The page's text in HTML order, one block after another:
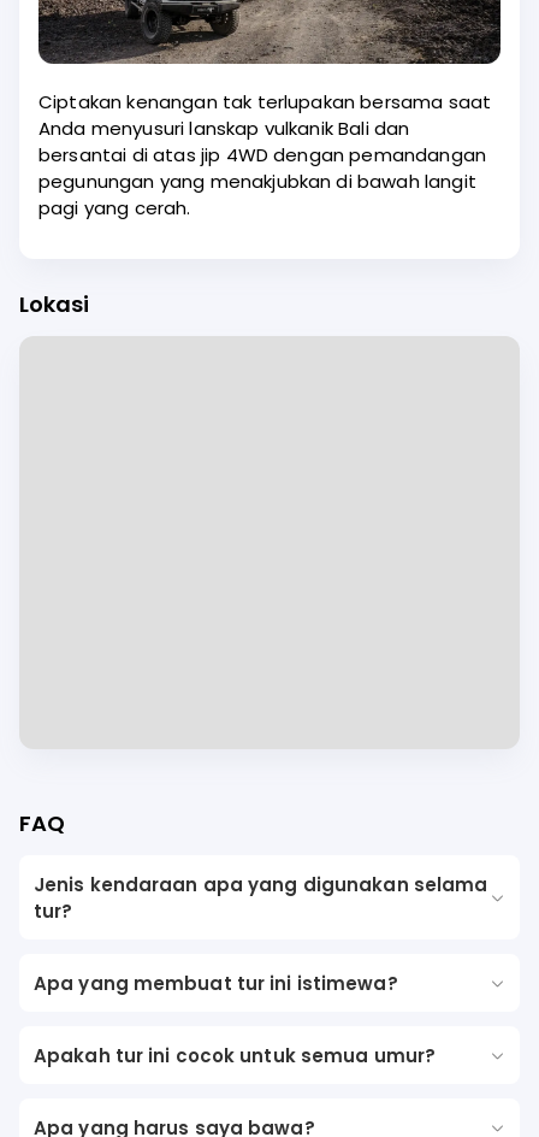
Ciptakan kenangan tak terlupakan bersama saat
Anda menyusuri lanskap vulkanik Bali dan
bersantai di atas jip 4WD dengan pemandangan
pegunungan yang menakjubkan di bawah langit
pagi yang cerah.
Lokasi
FAQ
Jenis kendaraan apa yang digunakan selama
tur?
Apa yang membuat tur ini istimewa?
Apakah tur ini cocok untuk semua umur?
Apa yang harus saya bawa?